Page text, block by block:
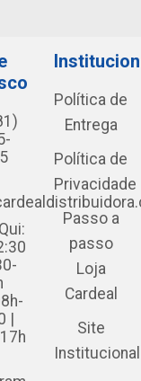
Política de
Entrega
Política de
Privacidade
Passo a
passo
Loja
Cardeal
Site
Institucional